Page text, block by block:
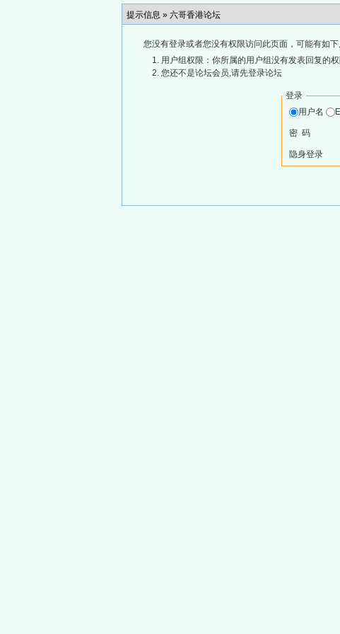
提示信息 » 六哥香港论坛
您没有登录或者您没有权限访问此页面，可能有如
用户组权限：你所属的用户组没有发表回复的
您还不是论坛会员,请先登录论坛
登录
用户名
密 码
隐身登录